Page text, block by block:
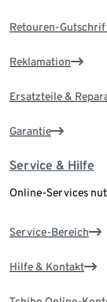
Retouren-
Reklamation
Ersatzteile &
Garantie
Service & Hilfe
Online-Services
Service-Bereich
Hilfe & Kontakt